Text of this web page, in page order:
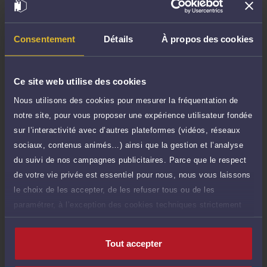
Consentement Détails À propos des cookies
Ce site web utilise des cookies
Nous utilisons des cookies pour mesurer la fréquentation de
notre site, pour vous proposer une expérience utilisateur fondée
sur l’interactivité avec d’autres plateformes (vidéos, réseaux
sociaux, contenus animés…) ainsi que la gestion et l’analyse
du suivi de nos campagnes publicitaires. Parce que le respect
de votre vie privée est essentiel pour nous, nous vous laissons
le choix de les accepter, de les refuser tous ou de les
paramétrer, à l’exception des cookies techniques strictement
nécessaires au fonctionnement du site.
Tout accepter
Demander un rappel
Question simple
de 1.000 caractères)
180 €
Poser une question
Consultation écrite
Etude de votre dossier + possibilité
d'ajout d'une pièce jointe
360 €
TTC
Consulter par écrit
Compétences